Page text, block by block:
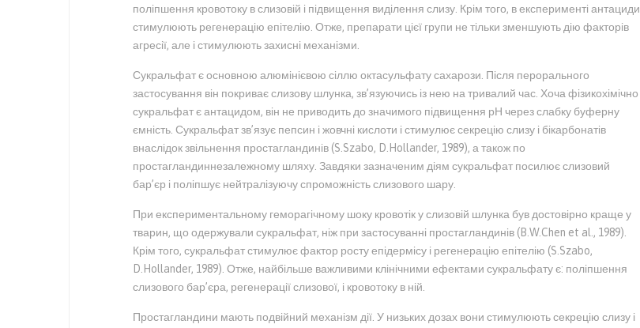
поліпшення кровотоку в слизовій і підвищення виділення слизу. Крім того, в експерименті антациди
стимулюють регенерацію епітелію. Отже, препарати цієї групи не тільки зменшують дію факторів
агресії, але і стимулюють захисні механізми.
Сукральфат є основною алюмінієвою сіллю октасульфату сахарози. Після перорального
застосування він покриває слизову шлунка, зв’язуючись із нею на тривалий час. Хоча фізикохімічно
сукральфат є антацидом, він не приводить до значимого підвищення рН через слабку буферну
ємність. Сукральфат зв’язує пепсин і жовчні кислоти і стимулює секрецію слизу і бікарбонатів
внаслідок звільнення простагландинів (S.Szabo, D.Hollander, 1989), а також по
простагландиннезалежному шляху. Завдяки зазначеним діям сукральфат посилює слизовий
бар’єр і поліпшує нейтралізуючу спроможність слизового шару.
При експериментальному геморагічному шоку кровотік у слизовій шлунка був достовірно краще у
тварин, що одержували сукральфат, ніж при застосуванні простагландинів (B.W.Chen et al., 1989).
Крім того, сукральфат стимулює фактор росту епідермісу і регенерацію епітелію (S.Szabo,
D.Hollander, 1989). Отже, найбільше важливими клінічними ефектами сукральфату є: поліпшення
слизового бар’єра, регенерації слизової, і кровотоку в ній.
Простагландини мають подвійний механізм дії. У низьких дозах вони стимулюють секрецію слизу і